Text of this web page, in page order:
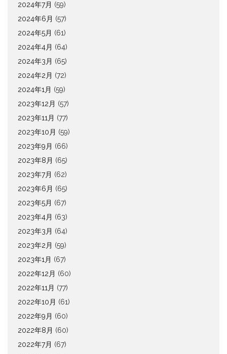
2024年7月 (59)
2024年6月 (57)
2024年5月 (61)
2024年4月 (64)
2024年3月 (65)
2024年2月 (72)
2024年1月 (59)
2023年12月 (57)
2023年11月 (77)
2023年10月 (59)
2023年9月 (66)
2023年8月 (65)
2023年7月 (62)
2023年6月 (65)
2023年5月 (67)
2023年4月 (63)
2023年3月 (64)
2023年2月 (59)
2023年1月 (67)
2022年12月 (60)
2022年11月 (77)
2022年10月 (61)
2022年9月 (60)
2022年8月 (60)
2022年7月 (67)